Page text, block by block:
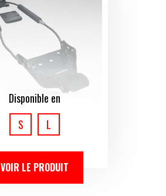
Disponible en
S
L
VOIR LE PRODUIT